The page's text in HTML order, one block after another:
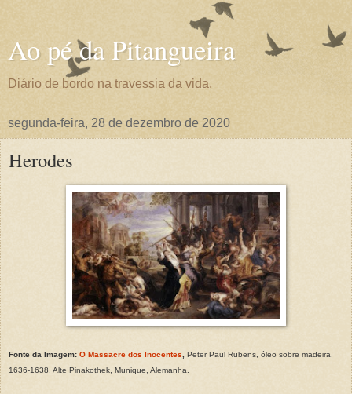
Ao pé da Pitangueira
Diário de bordo na travessia da vida.
segunda-feira, 28 de dezembro de 2020
Herodes
Fonte da Imagem: O Massacre dos Inocentes
Peter Paul Rubens, óleo sobre madeira,
1636-1638, Alte Pinakothek, Munique, Alemanha.